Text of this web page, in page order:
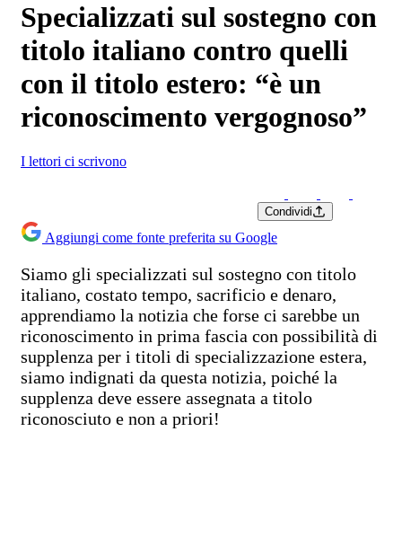
Specializzati sul sostegno con
titolo italiano contro quelli
con il titolo estero: “è un
riconoscimento vergognoso”
I lettori ci scrivono
Condividi
Aggiungi come fonte preferita su Google
Siamo gli specializzati sul sostegno con titolo
italiano, costato tempo, sacrificio e denaro,
apprendiamo la notizia che forse ci sarebbe un
riconoscimento in prima fascia con possibilità di
supplenza per i titoli di specializzazione estera,
siamo indignati da questa notizia, poiché la
supplenza deve essere assegnata a titolo
riconosciuto e non a priori!